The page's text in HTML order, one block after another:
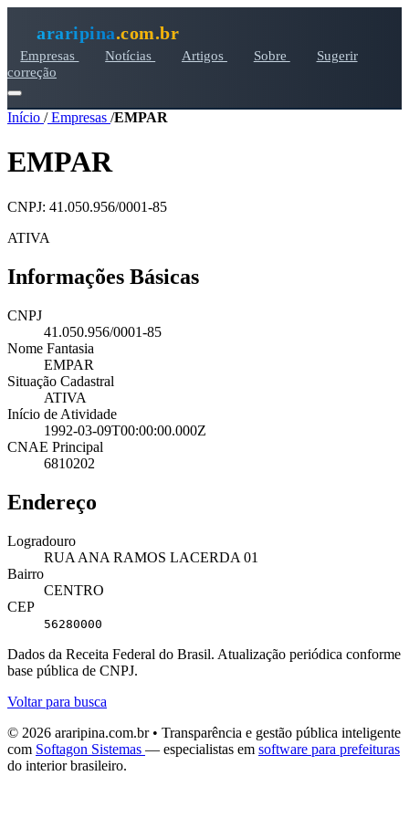
araripina.com.br
Empresas Notícias Artigos Sobre
Sugerir
correção
Início /Empresas /EMPAR
EMPAR
CNPJ: 41.050.956/0001-85
ATIVA
Informações Básicas
CNPJ
41.050.956/0001-85
Nome Fantasia
EMPAR
Situação Cadastral
ATIVA
Início de Atividade
1992-03-09T00:00:00.000Z
CNAE Principal
6810202
Endereço
Logradouro
RUA ANA RAMOS LACERDA 01
Bairro
CENTRO
CEP
56280000
Dados da Receita Federal do Brasil. Atualização periódica conforme
base pública de CNPJ.
Voltar para busca
© 2026 araripina.com.br • Transparência e gestão pública inteligente
com Softagon Sistemas — especialistas em software para prefeituras
do interior brasileiro.